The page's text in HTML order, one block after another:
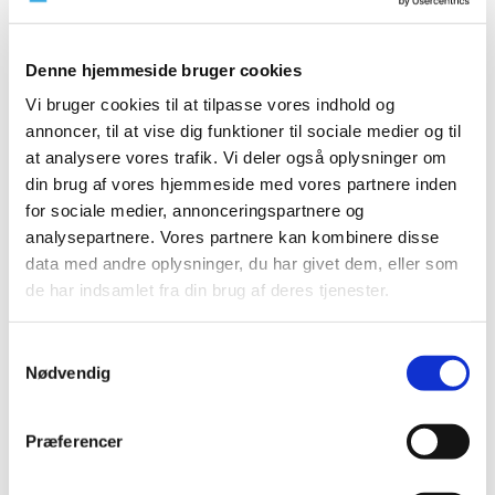
Denne hjemmeside bruger cookies
Vi bruger cookies til at tilpasse vores indhold og
annoncer, til at vise dig funktioner til sociale medier og til
at analysere vores trafik. Vi deler også oplysninger om
din brug af vores hjemmeside med vores partnere inden
for sociale medier, annonceringspartnere og
analysepartnere. Vores partnere kan kombinere disse
data med andre oplysninger, du har givet dem, eller som
de har indsamlet fra din brug af deres tjenester.
Nødvendig
Præferencer
|10. september 2020|
fra Kyowa Kirin, samt parallelimportører, og Digoxin
Ny dataanalyse: Ibuprofen forværrer ikke
tilstanden for COVID-19-patienter
|9. september 2020
Brugen af Ibuprofen og andre smerte- og
betændelsesdæmpende lægemidler såkaldte NSAID’er…
Grazax til græspollenallergi ændrer
tilskudsklausul
Lægemiddelstyrelsen har besluttet, at Grazax med